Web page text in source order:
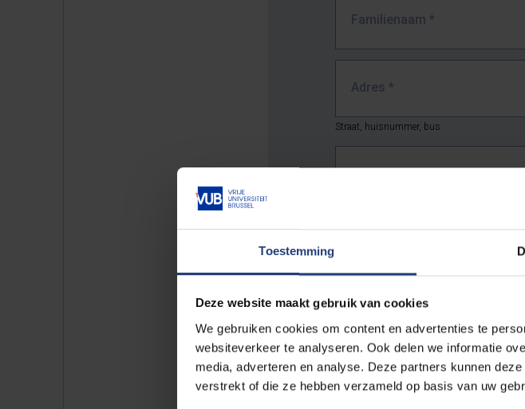
Toestemming
Deze website maakt gebruik van cookies
We gebruiken cookies om content en advertenties te
websiteverkeer te analyseren. Ook delen we informatie
media, adverteren en analyse. Deze partners kunnen
verstrekt of die ze hebben verzameld op basis van uw
Familienaam *
Adres *
Straat, huisnummer, bus.
Postcode*
Land *
E-mailadres*